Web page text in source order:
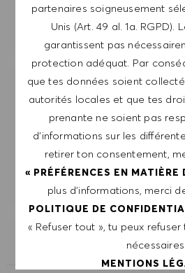
partenaires soigneusement
Unis (Art. 49 al. 1a. RGPD).
garantissent pas
protection adéquat. Par
que tes données soient
autorités locales et que tes
prenante ne soient pas
d’informations sur les
retirer ton consentement,
« PRÉFÉRENCES EN MATIÈRE
plus d’informations, merci
POLITIQUE DE
« Refuser tout », tu peux
nécessaires.
MENTIONS
GÉRER LES ALERTES
OBTIENS DES
D'EMPLOI
FONCTION DE TES
DÉMARRER
POSTES SIMILAIRES